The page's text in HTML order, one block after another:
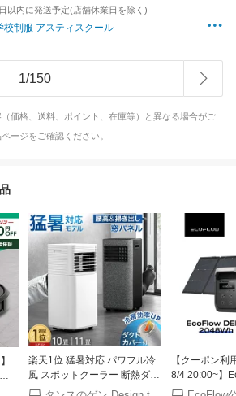
以内に発送予定(店舗休業日を除く)
校制服 アスティスクール
1/150
価格、送料、ポイント、在庫等）と異なる場合がご
ージをご確認ください。
楽天1位 猛暑対応 パワフル冷
風 スポットクーラー 断熱ダク
トカバー付 窓パネル付 掃き出
【クーポン利
8/4 20:00~】
ブル電源 ソー